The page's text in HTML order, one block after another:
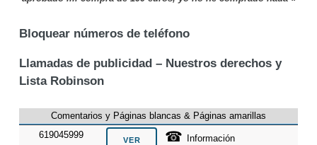
Bloquear números de teléfono
Llamadas de publicidad – Nuestros derechos y
Lista Robinson
Comentarios y Páginas blancas & Páginas amarillas
619045999
☎ Información